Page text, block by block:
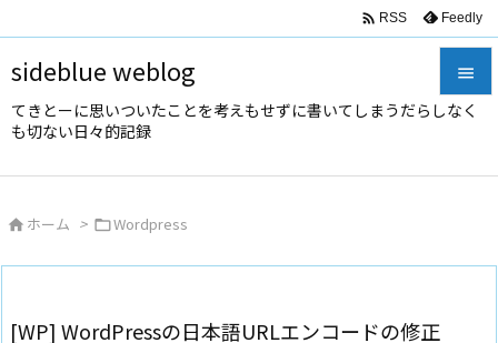
sideblue weblog
てきとーに思いついたことを考えもせずに書いてしまうだらしなく
も切ない日々的記録



 RSS Feedly
 ホーム > Wordpress
[WP] WordPressの日本語URLエンコードの修正